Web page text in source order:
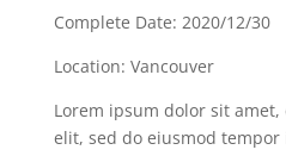
Complete Date: 2020/12/30
Location: Vancouver
Lorem ipsum dolor sit
elit, sed do eiusmod